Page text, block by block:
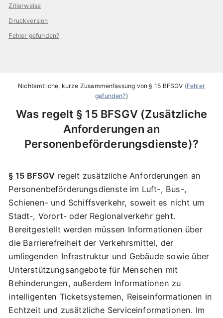
Zitierweise
Druckversion
Fehler gefunden?
Nichtamtliche, kurze Zusammenfassung von§ 15 BFSGV (Fehler
gefunden?)
Was regelt § 15 BFSGV Zusätzliche
Anforderungen an
Personenbeförderungsdienste ?
§ 15 BFSGV regelt zusätzliche Anforderungen an
Personenbeförderungsdienste im Luft-, Bus-,
Schienen- und Schiffsverkehr, soweit es nicht um
Stadt-, Vorort- oder Regionalverkehr geht.
Bereitgestellt werden müssen Informationen über
die Barrierefreiheit der Verkehrsmittel, der
umliegenden Infrastruktur und Gebäude sowie über
Unterstützungsangebote für Menschen mit
Behinderungen, außerdem Informationen zu
intelligenten Ticketsystemen, Reiseinformationen in
Echtzeit und zusätzliche Serviceinformationen. Im